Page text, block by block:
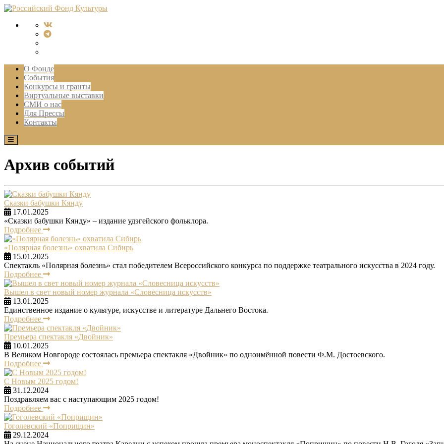
О Фонде
События
Конкурсы и гранты
Виртуальные выставки
СМИ о нас
Для Прессы
Контакты
Архив событий
Сказки бабушки Кянду
17.01.2025
«Сказки бабушки Кянду» – издание удэгейского фольклора.
Подробнее
«Полярная болезнь» охватила Сибирь
15.01.2025
Спектакль «Полярная болезнь» стал победителем Всероссийского конкурса по поддержке театрального искусства в 2024 году.
Подробнее
Вышел в свет новый номер журнала «Словесница искусств»
13.01.2025
Единственное издание о культуре, искусстве и литературе Дальнего Востока.
Подробнее
Премьера спектакля «Двойник»
10.01.2025
В Великом Новгороде состоялась премьера спектакля «Двойник» по одноимённой повести Ф.М. Достоевского.
Подробнее
С Новым 2025 годом!
31.12.2024
Поздравляем вас с наступающим 2025 годом!
Подробнее
Гоголевский «Поприщин»
29.12.2024